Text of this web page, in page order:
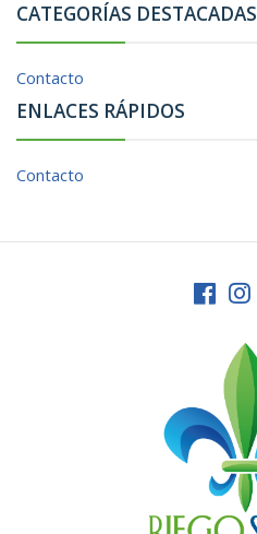
CATEGORÍAS DESTACADAS
Contacto
ENLACES RÁPIDOS
Contacto